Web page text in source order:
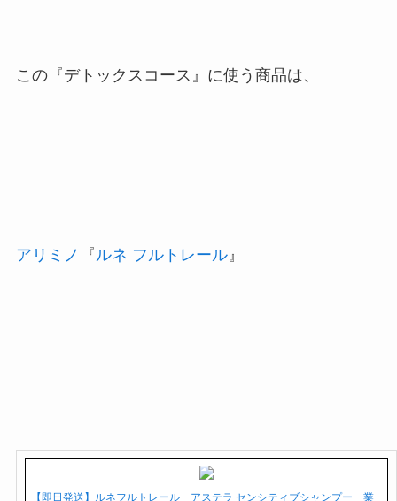
この『デトックスコース』に使う商品は、
アリミノ 『ルネ フルトレール』
【即日発送】ルネフルトレール アステラ センシティブシャンプー 業